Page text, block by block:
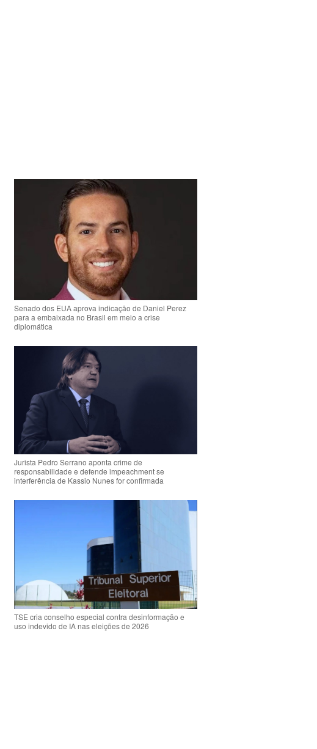
Senado dos EUA aprova indicação de Daniel Perez
para a embaixada no Brasil em meio a crise
diplomática
Jurista Pedro Serrano aponta crime de
responsabilidade e defende impeachment se
interferência de Kassio Nunes for confirmada
TSE cria conselho especial contra desinformação e
uso indevido de IA nas eleições de 2026